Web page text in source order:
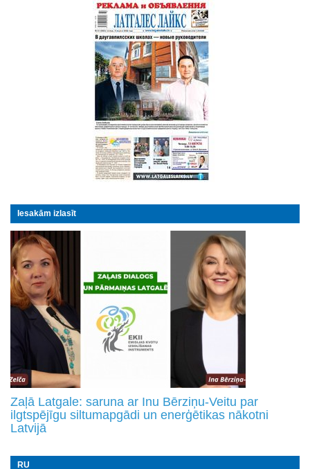
Iesakām izlasīt
Zaļā Latgale: saruna ar Inu Bērziņu-Veitu par
ilgtspējīgu siltumapgādi un enerģētikas nākotni
Latvijā
RU